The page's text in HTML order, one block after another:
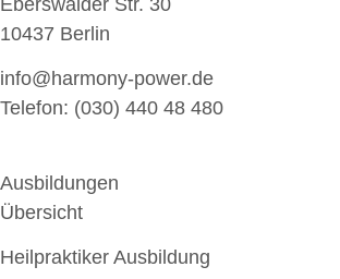
10437 Berlin
info@harmony-power.de
Telefon: (030) 440 48 480
Ausbildungen
Übersicht
Heilpraktiker Ausbildung